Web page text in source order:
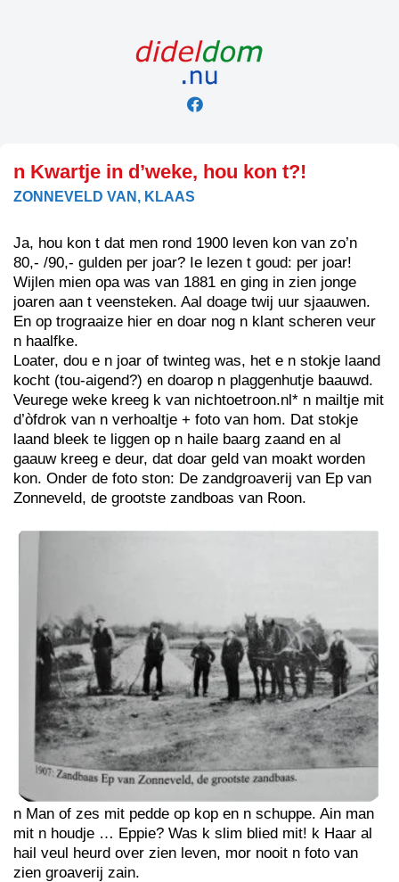
n Kwartje in d’weke, hou kon t?!
ZONNEVELD VAN, KLAAS
Ja, hou kon t dat men rond 1900 leven kon van zo’n
80,- /90,- gulden per joar? Ie lezen t goud: per joar!
Wijlen mien opa was van 1881 en ging in zien jonge
joaren aan t veensteken. Aal doage twij uur sjaauwen.
En op trograaize hier en doar nog n klant scheren veur
n haalfke.
Loater, dou e n joar of twinteg was, het e n stokje laand
kocht (tou-aigend?) en doarop n plaggenhutje baauwd.
Veurege weke kreeg k van nichtoetroon.nl* n mailtje mit
d’òfdrok van n verhoaltje + foto van hom. Dat stokje
laand bleek te liggen op n haile baarg zaand en al
gaauw kreeg e deur, dat doar geld van moakt worden
kon. Onder de foto ston: De zandgroaverij van Ep van
Zonneveld, de grootste zandboas van Roon.
n Man of zes mit pedde op kop en n schuppe. Ain man
mit n houdje … Eppie? Was k slim blied mit! k Haar al
hail veul heurd over zien leven, mor nooit n foto van
zien groaverij zain.